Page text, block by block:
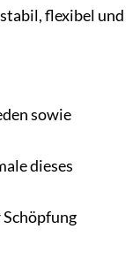
flexibel und
sowie
dieses